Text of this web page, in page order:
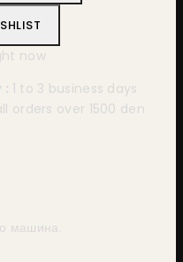
now
: 1 to 3 business days
orders over 1500 den
машина.